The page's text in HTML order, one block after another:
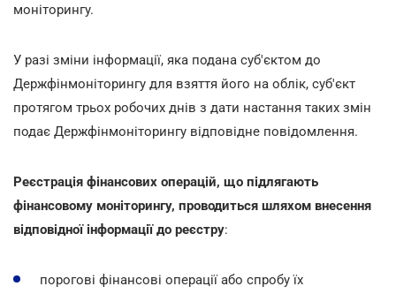
моніторингу.
У разі зміни інформації, яка подана суб'єктом до
Держфінмоніторингу для взяття його на облік, суб'єкт
протягом трьох робочих днів з дати настання таких змін
подає Держфінмоніторингу відповідне повідомлення.
Реєстрація фінансових операцій, що підлягають
фінансовому моніторингу, проводиться шляхом внесення
відповідної інформації до реєстру:
порогові фінансові операції або спробу їх